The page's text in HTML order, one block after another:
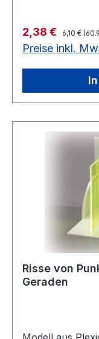
Solange Vorrat
Tangram-Heft-
5401790
Lager
Verkaufspreis:
2,38 € Regulärer
6,10 €
Preise inkl.
Risse von
Geraden